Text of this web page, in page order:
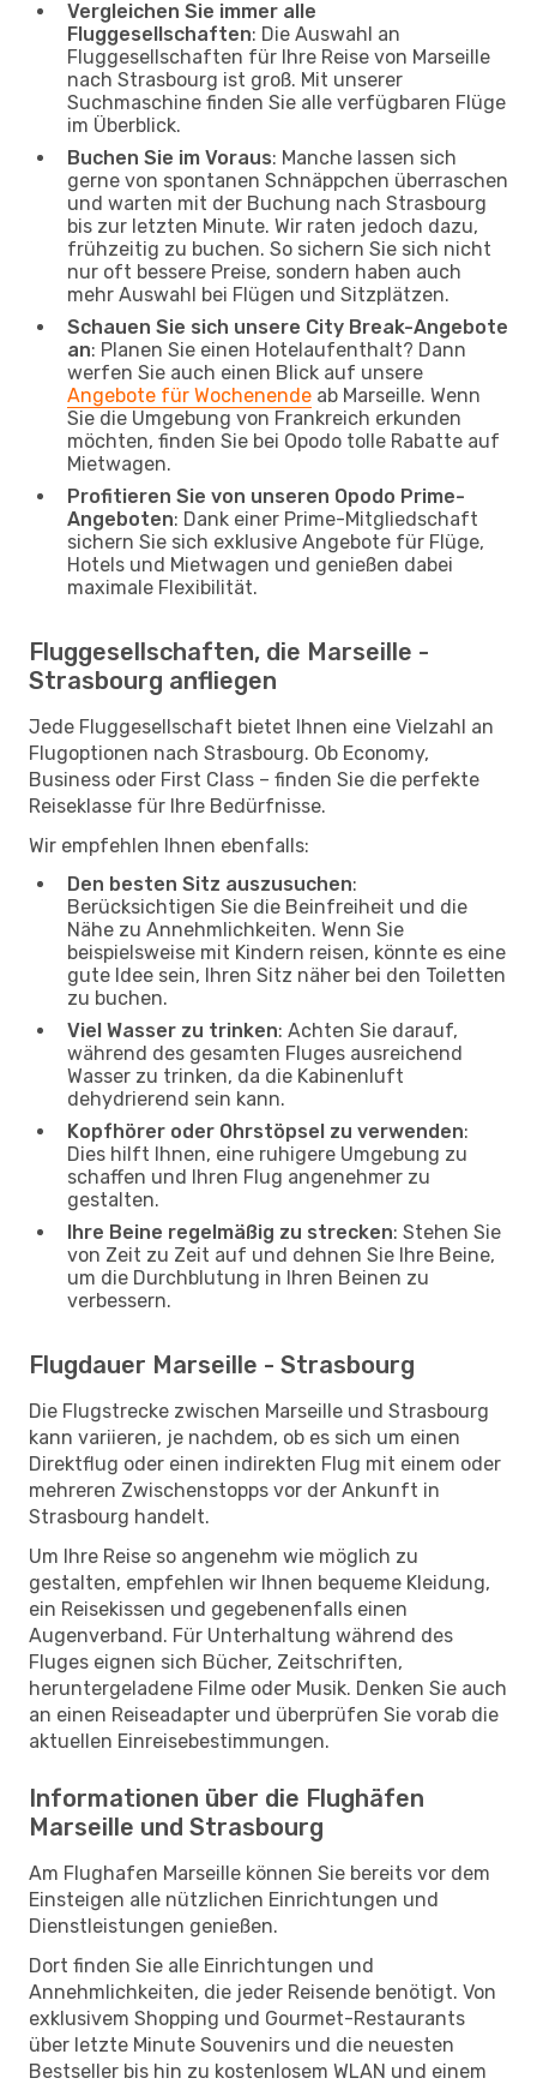
Vergleichen Sie immer alle
Fluggesellschaften: Die Auswahl an
Fluggesellschaften für Ihre Reise von Marseille
nach Strasbourg ist groß. Mit unserer
Suchmaschine finden Sie alle verfügbaren Flüge
im Überblick.
Buchen Sie im Voraus: Manche lassen sich
gerne von spontanen Schnäppchen überraschen
und warten mit der Buchung nach Strasbourg
bis zur letzten Minute. Wir raten jedoch dazu,
frühzeitig zu buchen. So sichern Sie sich nicht
nur oft bessere Preise, sondern haben auch
mehr Auswahl bei Flügen und Sitzplätzen.
Schauen Sie sich unsere City Break-Angebote
an: Planen Sie einen Hotelaufenthalt? Dann
werfen Sie auch einen Blick auf unsere
Angebote für Wochenende ab Marseille. Wenn
Sie die Umgebung von Frankreich erkunden
möchten, finden Sie bei Opodo tolle Rabatte auf
Mietwagen.
Profitieren Sie von unseren Opodo Prime-
Angeboten: Dank einer Prime-Mitgliedschaft
sichern Sie sich exklusive Angebote für Flüge,
Hotels und Mietwagen und genießen dabei
maximale Flexibilität.
Fluggesellschaften, die Marseille -
Strasbourg anfliegen
Jede Fluggesellschaft bietet Ihnen eine Vielzahl an
Flugoptionen nach Strasbourg. Ob Economy,
Business oder First Class – finden Sie die perfekte
Reiseklasse für Ihre Bedürfnisse.
Wir empfehlen Ihnen ebenfalls:
Den besten Sitz auszusuchen:
Berücksichtigen Sie die Beinfreiheit und die
Nähe zu Annehmlichkeiten. Wenn Sie
beispielsweise mit Kindern reisen, könnte es eine
gute Idee sein, Ihren Sitz näher bei den Toiletten
zu buchen.
Viel Wasser zu trinken: Achten Sie darauf,
während des gesamten Fluges ausreichend
Wasser zu trinken, da die Kabinenluft
dehydrierend sein kann.
Kopfhörer oder Ohrstöpsel zu verwenden:
Dies hilft Ihnen, eine ruhigere Umgebung zu
schaffen und Ihren Flug angenehmer zu
gestalten.
Ihre Beine regelmäßig zu strecken: Stehen Sie
von Zeit zu Zeit auf und dehnen Sie Ihre Beine,
um die Durchblutung in Ihren Beinen zu
verbessern.
Flugdauer Marseille - Strasbourg
Die Flugstrecke zwischen Marseille und Strasbourg
kann variieren, je nachdem, ob es sich um einen
Direktflug oder einen indirekten Flug mit einem oder
mehreren Zwischenstopps vor der Ankunft in
Strasbourg handelt.
Um Ihre Reise so angenehm wie möglich zu
gestalten, empfehlen wir Ihnen bequeme Kleidung,
ein Reisekissen und gegebenenfalls einen
Augenverband. Für Unterhaltung während des
Fluges eignen sich Bücher, Zeitschriften,
heruntergeladene Filme oder Musik. Denken Sie auch
an einen Reiseadapter und überprüfen Sie vorab die
aktuellen Einreisebestimmungen.
Informationen über die Flughäfen
Marseille und Strasbourg
Am Flughafen Marseille können Sie bereits vor dem
Einsteigen alle nützlichen Einrichtungen und
Dienstleistungen genießen.
Dort finden Sie alle Einrichtungen und
Annehmlichkeiten, die jeder Reisende benötigt. Von
exklusivem Shopping und Gourmet-Restaurants
über letzte Minute Souvenirs und die neuesten
Bestseller bis hin zu kostenlosem WLAN und einem